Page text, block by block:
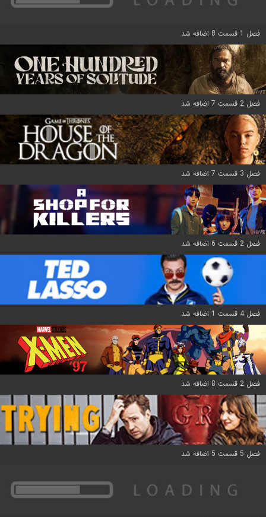
فصل 1 قسمت 8 اضافه شد
فصل 2 قسمت 7 اضافه شد
فصل 3 قسمت 7 اضافه شد
فصل 2 قسمت 6 اضافه شد
فصل 4 قسمت 1 اضافه شد
فصل 2 قسمت 8 اضافه شد
فصل 5 قسمت 5 اضافه شد